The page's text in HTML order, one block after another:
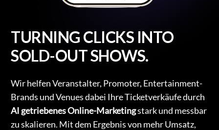
TURNING CLICKS INTO
SOLD-OUT SHOWS.
Wir helfen Veranstalter, Promoter, Entertainment-
Brands und Venues dabei Ihre Ticketverkäufe durch
AI getriebenes Online-Marketingstark und messbar
zu skalieren. Mit dem Ergebnis von mehr Umsatz,